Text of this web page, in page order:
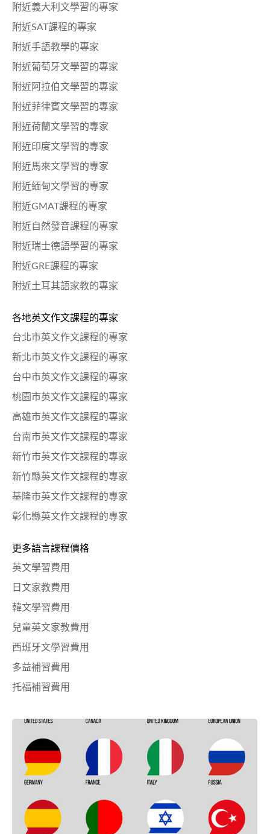
附近義大利文學習的專家
附近SAT課程的專家
附近手語教學的專家
附近葡萄牙文學習的專家
附近阿拉伯文學習的專家
附近菲律賓文學習的專家
附近荷蘭文學習的專家
附近印度文學習的專家
附近馬來文學習的專家
附近緬甸文學習的專家
附近GMAT課程的專家
附近自然發音課程的專家
附近瑞士德語學習的專家
附近GRE課程的專家
附近土耳其語家教的專家
各地英文作文課程的專家
台北市英文作文課程的專家
新北市英文作文課程的專家
台中市英文作文課程的專家
桃園市英文作文課程的專家
高雄市英文作文課程的專家
台南市英文作文課程的專家
新竹市英文作文課程的專家
新竹縣英文作文課程的專家
基隆市英文作文課程的專家
彰化縣英文作文課程的專家
更多語言課程價格
英文學習費用
日文家教費用
韓文學習費用
兒童英文家教費用
西班牙文學習費用
多益補習費用
托福補習費用